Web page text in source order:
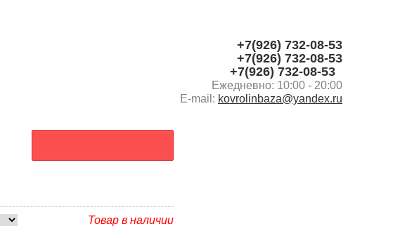
+7(926) 732-08-53
+7(926) 732-08-53
+7(926) 732-08-53
Ежедневно: 10:00 - 20:00
E-mail: kovrolinbaza@yandex.ru
Товар в наличии